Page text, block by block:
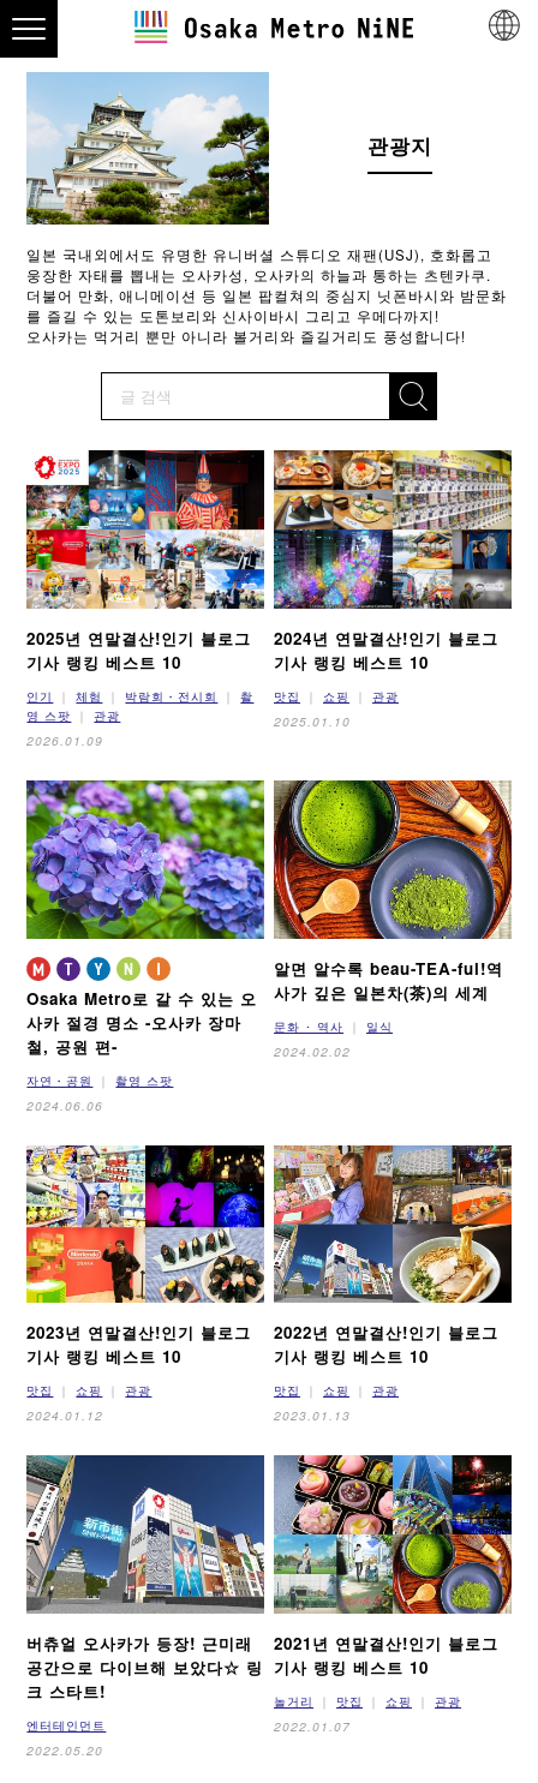
관광지
일본 국내외에서도 유명한 유니버셜 스튜디오 재팬(USJ), 호화롭고
웅장한 자태를 뽑내는 오사카성, 오사카의 하늘과 통하는 츠텐카쿠.
더불어 만화, 애니메이션 등 일본 팝컬쳐의 중심지 닛폰바시와 밤문화
를 즐길 수 있는 도톤보리와 신사이바시 그리고 우메다까지!
오사카는 먹거리 뿐만 아니라 볼거리와 즐길거리도 풍성합니다!
2025년 연말결산!인기 블로그
기사 랭킹 베스트 10
인기 체험 박람회・전시회
촬
영 스팟
관광
2026.01.09
2024년 연말결산!인기 블로그
기사 랭킹 베스트 10
맛집 쇼핑
관광
2025.01.10
Osaka Metro로 갈 수 있는 오
사카 절경 명소-오사카 장마
철, 공원 편-
자연・공원
촬영 스팟
2024.06.06
알면 알수록 beau-TEA-ful!역
사가 깊은 일본차(茶)의 세계
문화 ･ 역사
일식
2024.02.02
2023년 연말결산!인기 블로그
기사 랭킹 베스트 10
맛집 쇼핑
관광
2024.01.12
2022년 연말결산!인기 블로그
기사 랭킹 베스트 10
맛집 쇼핑
관광
2023.01.13
버츄얼 오사카가 등장! 근미래
공간으로 다이브해 보았다☆ 링
크 스타트!
엔터테인먼트
2022.05.20
2021년 연말결산!인기 블로그
기사 랭킹 베스트 10
놀거리 맛집 쇼핑
관광
2022.01.07